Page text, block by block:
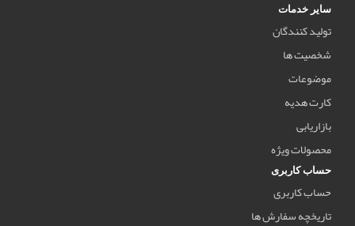
سایر خدمات
تولید کنندگان
شخصیت ها
موضوعات
کارت هدیه
بازاریابی
محصولات ویژه
حساب کاربری
حساب کاربری
تاریخچه سفارش ها